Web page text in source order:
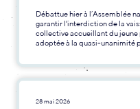
Débattue hier à l’Assemblée
garantir l'interdiction de la
collective accueillant du
adoptée à la quasi-unanimité
28 mai 2026